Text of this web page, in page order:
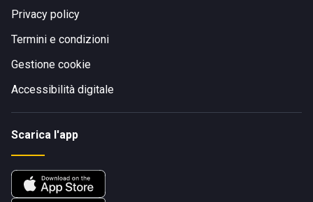
Privacy policy
Termini e condizioni
Gestione cookie
Accessibilità digitale
Scarica l'app